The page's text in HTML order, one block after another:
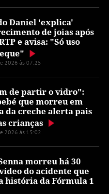
Daniel 'explica'
de joias após
e avisa: "Só uso
2026 às 07:25
de partir o vidro":
que morreu em
da creche alerta pais
crianças
2026 às 15:02
morreu há 30
do acidente que
história da Fórmula 1